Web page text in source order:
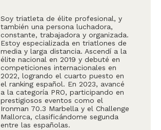
Soy triatleta de élite profesional, y
también una persona luchadora,
constante, trabajadora y organizada.
Estoy especializada en triatlones de
media y larga distancia. Ascendí a la
élite nacional en 2019 y debuté en
competiciones internacionales en
2022, logrando el cuarto puesto en
el ranking español. En 2023, avancé
a la categoría PRO, participando en
prestigiosos eventos como el
Ironman 70.3 Marbella y el Challenge
Mallorca, clasificándome segunda
entre las españolas.